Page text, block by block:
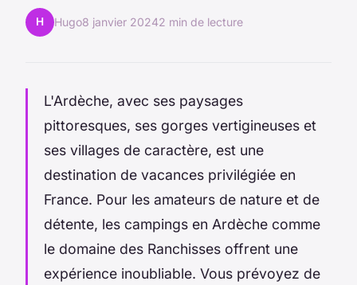
H Hugo8 janvier 20242 min de lecture
L'Ardèche, avec ses paysages
pittoresques, ses gorges vertigineuses et
ses villages de caractère, est une
destination de vacances privilégiée en
France. Pour les amateurs de nature et de
détente, les campings en Ardèche comme
le domaine des Ranchisses offrent une
expérience inoubliable. Vous prévoyez de